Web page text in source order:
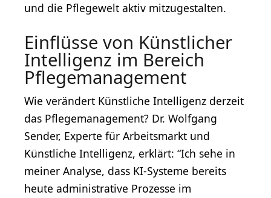
und die Pflegewelt aktiv mitzugestalten.
Einflüsse von Künstlicher
Intelligenz im Bereich
Pflegemanagement
Wie verändert Künstliche Intelligenz derzeit
das Pflegemanagement? Dr. Wolfgang
Sender, Experte für Arbeitsmarkt und
Künstliche Intelligenz, erklärt: “Ich sehe in
meiner Analyse, dass KI-Systeme bereits
heute administrative Prozesse im